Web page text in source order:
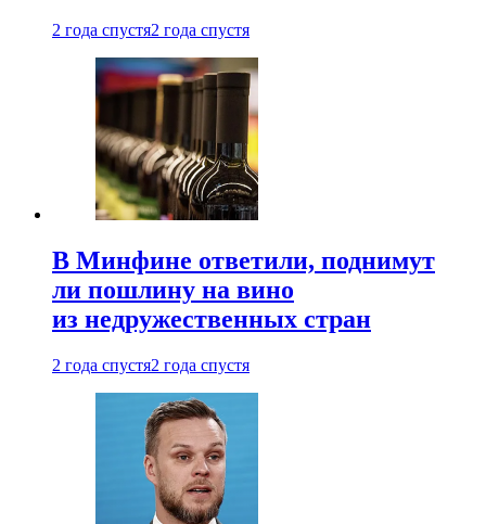
2 года спустя2 года спустя
В Минфине ответили, поднимут
ли пошлину на вино
из недружественных стран
2 года спустя2 года спустя